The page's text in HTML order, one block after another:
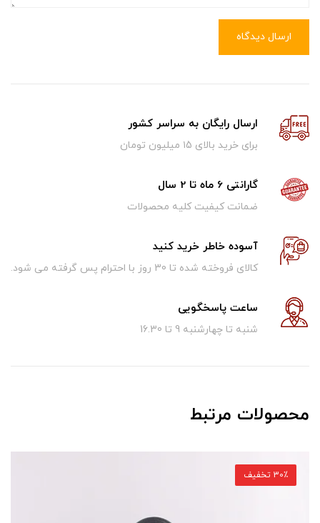
ارسال دیدگاه
ارسال رایگان به سراسر کشور
برای خرید بالای ۱5 میلیون تومان
گارانتی 6 ماه تا 2 سال
ضمانت کیفیت کلیه محصولات
آسوده خاطر خرید کنید
کالای فروخته شده تا 30 روز با احترام پس گرفته می شود.
ساعت پاسخگویی
شنبه تا چهارشنبه 9 تا 16.30
محصولات مرتبط
30٪ تخفیف